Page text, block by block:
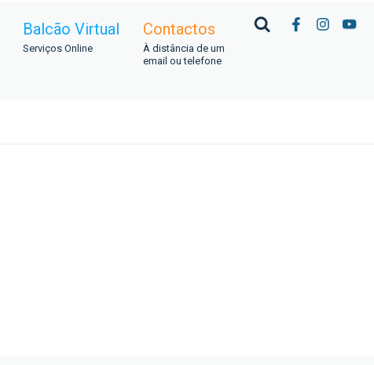
Balcão Virtual
Serviços Online
Contactos
À distância de um
email ou telefone